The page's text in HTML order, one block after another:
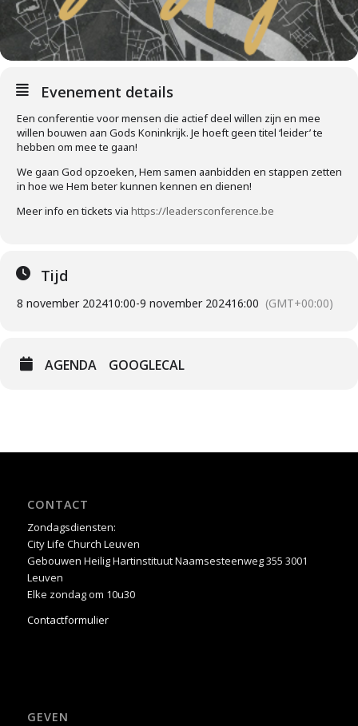
Evenement details
Een conferentie voor mensen die actief deel willen zijn en mee
willen bouwen aan Gods Koninkrijk. Je hoeft geen titel ‘leider’ te
hebben om mee te gaan!
We gaan God opzoeken, Hem samen aanbidden en stappen zetten
in hoe we Hem beter kunnen kennen en dienen!
Meer info en tickets via https://leadersconference.be
Tijd
8 november 202410:00-9 november 202416:00 (GMT+00:00)
AGENDA GOOGLECAL
CONTACT
Zondagsdiensten:
City Life Church Leuven
Gebouwen Heilig Hartinstituut Naamsesteenweg 355 3001
Leuven
Elke zondag om 10u30
Contactformulier
GEVEN